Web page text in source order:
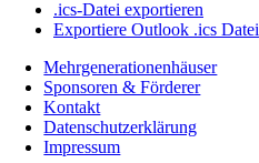
.ics-Datei exportieren
Exportiere Outlook .ics Datei
Mehrgenerationenhäuser
Sponsoren & Förderer
Kontakt
Datenschutzerklärung
Impressum